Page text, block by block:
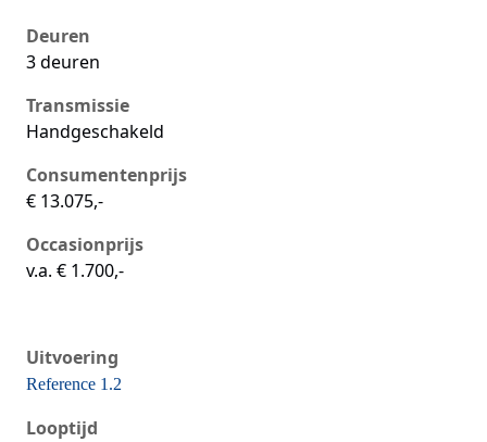
Deuren
3 deuren
Transmissie
Handgeschakeld
Consumentenprijs
€ 13.075,-
Occasionprijs
v.a. € 1.700,-
Uitvoering
Seat Ibiza iii, 1.2, 47 kW, Benzine, 5 deuren
Reference 1.2
Looptijd